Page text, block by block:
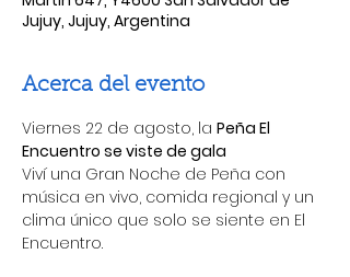
Jujuy, Jujuy, Argentina
Acerca del evento
Viernes 22 de agosto, la Peña El
Encuentro se viste de gala
Viví una Gran Noche de Peña con
música en vivo, comida regional y un
clima único que solo se siente en El
Encuentro.